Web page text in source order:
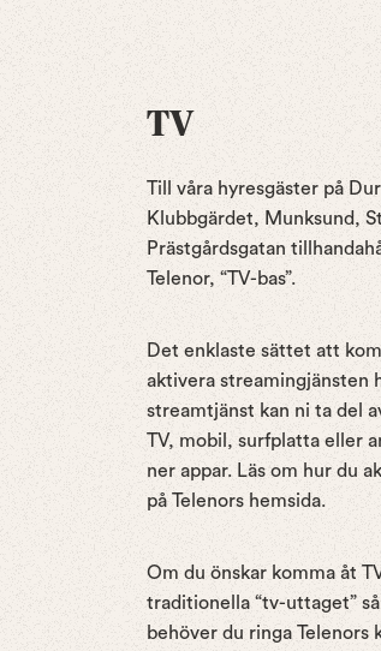
TV
Till våra hyresgäster på
Klubbgärdet, Munksund,
Prästgårdsgatan
Telenor, “TV-bas”.
Det enklaste sättet att
aktivera streamingjänsten
streamtjänst kan ni ta del
TV, mobil, surfplatta eller
ner appar. Läs om hur du
på Telenors hemsida.
Om du önskar komma åt
traditionella “tv-uttaget”
behöver du ringa Telenors